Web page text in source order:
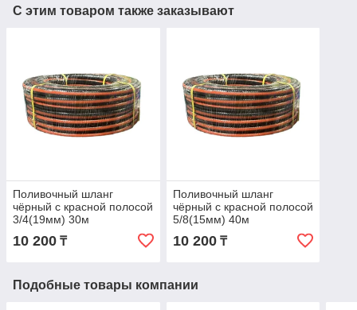
С этим товаром также заказывают
Поливочный шланг
чёрный с красной полосой
3/4(19мм) 30м
Производство
- Иран(Green Garden)
10 200 ₸
Поливочный шланг
чёрный с красной полосой
5/8(15мм) 40м
Производство
- Иран(Green Garden)
10 200₸
Подобные товары компании